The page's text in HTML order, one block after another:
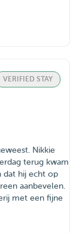
VERIFIED STAY
Nikkie
terug kwam
dat hij echt op
aanbevelen.
met een fijne